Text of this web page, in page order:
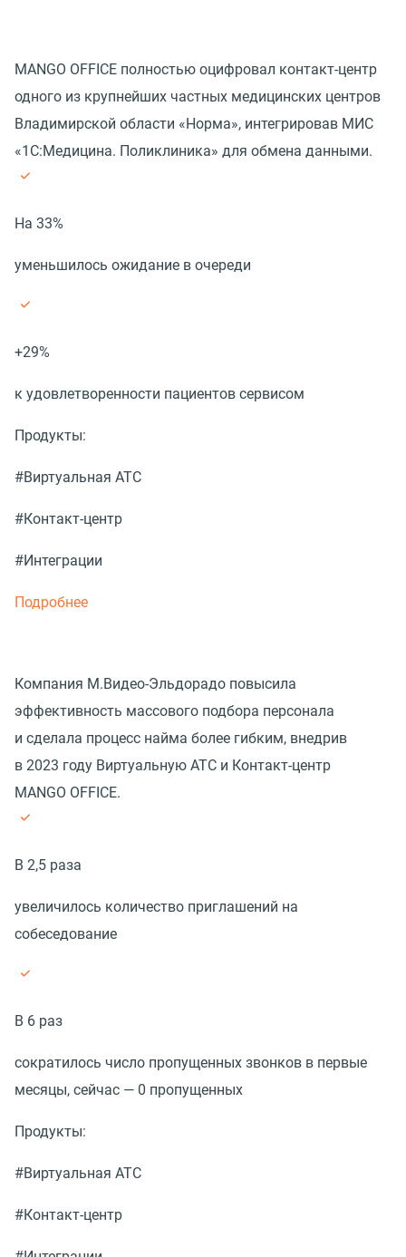
MANGO OFFICE полностью оцифровал контакт-центр
одного из крупнейших частных медицинских центров
Владимирской области «Норма», интегрировав МИС
«1С:Медицина. Поликлиника» для обмена данными.
На 33%
уменьшилось ожидание в очереди
+29%
к удовлетворенности пациентов сервисом
Продукты:
#Виртуальная АТС
#Контакт-центр
#Интеграции
Подробнее
Компания М.Видео-Эльдорадо повысила
эффективность массового подбора персонала
и сделала процесс найма более гибким, внедрив
в 2023 году Виртуальную АТС и Контакт-центр
MANGO OFFICE.
В 2,5 раза
увеличилось количество приглашений на
собеседование
В 6 раз
сократилось число пропущенных звонков в первые
месяцы, сейчас — 0 пропущенных
Продукты:
#Виртуальная АТС
#Контакт-центр